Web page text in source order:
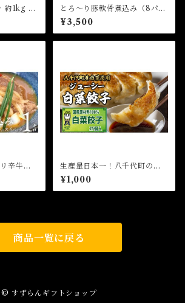
約1kg 糖
とろ～り豚軟骨煮込み（8パッ
ク）
¥3,500
辛牛す
生産量日本一！八千代町の白
菜を使った ジューシー白菜餃
子 25個（冷凍）
¥1,000
商品一覧に戻る
© すずらんギフトショップ